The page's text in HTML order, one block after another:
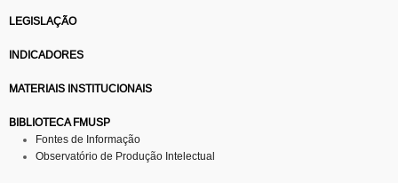
LEGISLAÇÃO
INDICADORES
MATERIAIS INSTITUCIONAIS
BIBLIOTECA FMUSP
Fontes de Informação
Observatório de Produção Intelectual